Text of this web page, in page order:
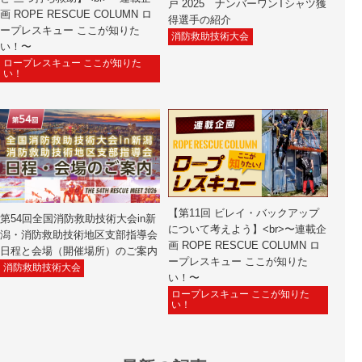
画 ROPE RESCUE COLUMN ロ
ープレスキュー ここが知りた
い！〜
ロープレスキュー ここが知りた
い！
戸 2025 ナンバーワンTシャツ獲
得選手の紹介
消防救助技術大会
第54回全国消防救助技術大会in新
潟・消防救助技術地区支部指導会
日程と会場（開催場所）のご案内
消防救助技術大会
【第11回 ビレイ・バックアップ
について考えよう】<br>〜連載企
画 ROPE RESCUE COLUMN ロ
ープレスキュー ここが知りた
い！〜
ロープレスキュー ここが知りた
い！